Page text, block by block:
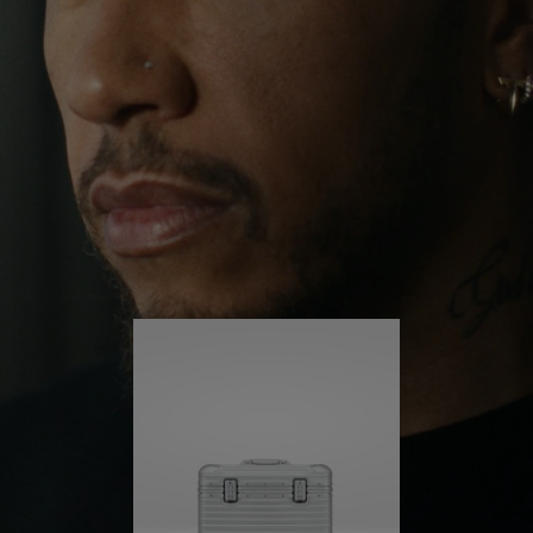
SIE,
UM
ES
ABZUSPIELEN.
AUFHEBEN
DER
STUMMSCHALTUNG
herausgeführt. Getrieben von seiner Lust auf neue
Erfahrungen in der Welt hört er nicht auf, sich
selbst herauszufordern und immer weiter zu lernen.
Sein RIMOWA Pilot ist immer an seiner Seite – und
jede Spur auf ihm erzählt die Geschichte eines
anderen Ortes und davon, was er dort erlebt hat.